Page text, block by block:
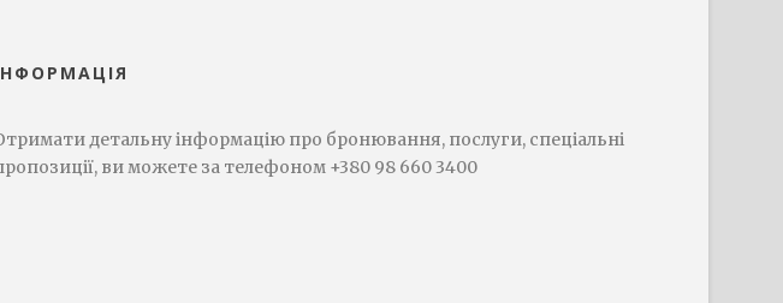
детальну інформацію про бронювання, послуги, спеціальні
ви можете за телефоном +380 98 660 3400